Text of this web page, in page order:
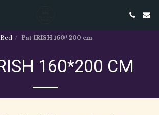
Bed Pat IRISH 160*200 cm
160*200 CM